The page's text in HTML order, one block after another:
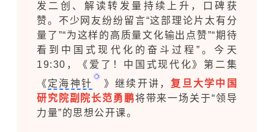
发二创、解读转发量持续上升，口碑获
赞。不少网友纷纷留言“这部理论片太有分
量了”“为这样的高质量文化输出点赞”“期待
看到中国式现代化的奋斗过程”。今天
19:30，《爱了！中国式现代化》第二集
《 定海神针 》继续开讲，复旦大学中国
研究院副院长范勇鹏将带来一场关于“领导
力量”的思想公开课。